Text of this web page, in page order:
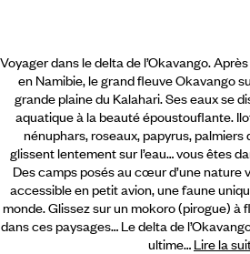
Voyager dans le delta de l’Okavango.
en Namibie, le grand fleuve Okavango
grande plaine du Kalahari. Ses eaux se
aquatique à la beauté époustouflante.
nénuphars, roseaux, papyrus, palmiers
glissent lentement sur l’eau… vous êtes
Des camps posés au cœur d’une nature
accessible en petit avion, une faune
monde. Glissez sur un mokoro (pirogue) à
dans ces paysages… Le delta de
ultime… Lire la